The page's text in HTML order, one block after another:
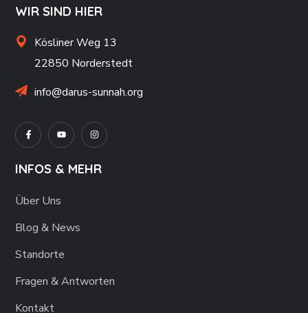
WIR SIND HIER
Kösliner Weg 13
22850 Norderstedt
info@darus-sunnah.org
INFOS & MEHR
Über Uns
Blog & News
Standorte
Fragen & Antworten
Kontakt